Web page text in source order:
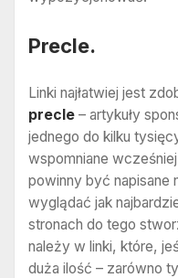
Precle.
Linki najłatwiej jest
precle – artykuły
jednego do kilku
wspomniane
powinny być napisane
wyglądać jak
stronach do tego
należy w linki, które,
duża ilość – zarówno